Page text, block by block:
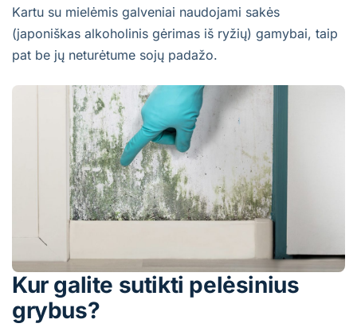
Kartu su mielėmis galveniai naudojami sakės
(japoniškas alkoholinis gėrimas iš ryžių) gamybai, taip
pat be jų neturėtume sojų padažo.
Kur galite sutikti pelėsinius
grybus?